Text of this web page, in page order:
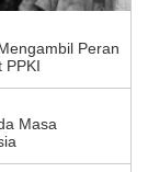
Peran
PPKI
Masa